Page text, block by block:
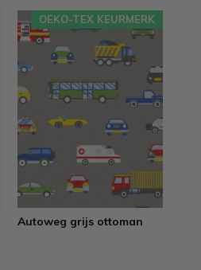
Autoweg grijs ottoman
OEKO-TEX KEURMERK